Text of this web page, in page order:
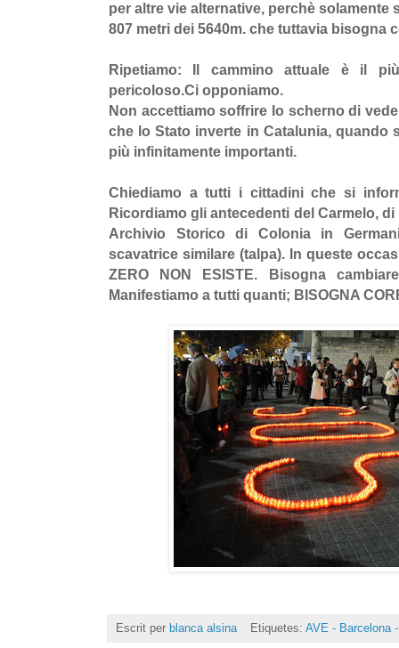
per altre vie alternative, perchè solamente
807 metri dei 5640m. che tuttavia bisogna
Ripetiamo: Il cammino attuale è il
pericoloso.Ci opponiamo.
Non accettiamo soffrire lo scherno di
che lo Stato inverte in Catalunia,
più infinitamente importanti.
Chiediamo a tutti i cittadini che si
Ricordiamo gli antecedenti del Carmelo,
Archivio Storico di Colonia in
scavatrice similare (talpa). In queste
ZERO NON ESISTE. Bisogna
Manifestiamo a tutti quanti; BISOGNA
Escrit per blanca alsina Etiquetes: AVE - Barcelona